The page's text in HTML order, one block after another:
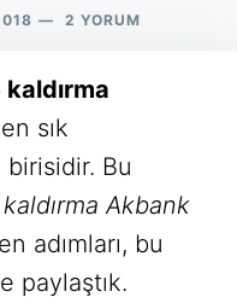
AKBANK
BLOKE
|
AKBANK
SIM
KART
IÇIN
2 YORUM
sık
birisidir. Bu
Akbank
adımları, bu
paylaştık.